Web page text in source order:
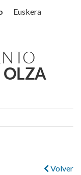
Euskera
Volver